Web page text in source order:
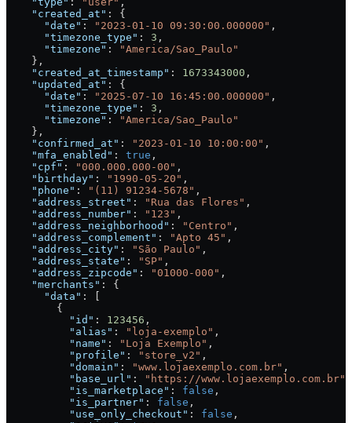
    "created_at"
: {
      "date"
: "2023-01-10 09:30:00.000000" ,
      "timezone_type"
: 3 ,
      "timezone"
:
"America/Sao_Paulo"
    },
    "created_at_timestamp"
: 1673343000 ,
    "updated_at"
: {
      "date"
: "2025-07-10 16:45:00.000000" ,
      "timezone_type"
: 3 ,
      "timezone"
:
"America/Sao_Paulo"
    },
    "confirmed_at"
: "2023-01-10 10:00:00" ,
    "mfa_enabled"
: true ,
    "cpf"
: "000.000.000-00" ,
    "birthday"
: "1990-05-20" ,
    "phone"
: "(11) 91234-5678" ,
    "address_street"
: "Rua das Flores" ,
    "address_number"
: "123" ,
    "address_neighborhood"
: "Centro" ,
    "address_complement"
: "Apto 45" ,
    "address_city"
: "São Paulo" ,
    "address_state"
: "SP" ,
    "address_zipcode"
: "01000-000" ,
    "merchants"
: {
      "data"
: [
        {
          "id"
: 123456 ,
          "alias"
: "loja-exemplo" ,
          "name"
: "Loja Exemplo" ,
          "profile"
: "store_v2" ,
          "domain"
: "www.lojaexemplo.com.br" ,
          "base_url"
: "https://www.lojaexemplo.com.br"
          "is_marketplace"
: false ,
          "is_partner"
: false ,
          "use_only_checkout"
: false ,